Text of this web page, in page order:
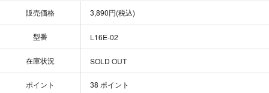
販売価格 3,890円(税込)
型番 L16E-02
在庫状況 SOLD OUT
ポイント 38 ポイント